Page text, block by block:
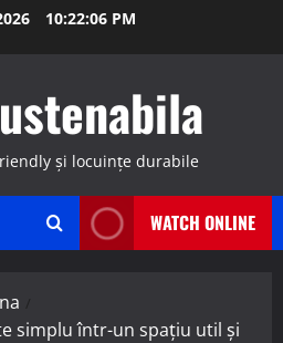
10:22:07 PM
și locuințe durabile
WATCH ONLINE
simplu într-un spațiu util și